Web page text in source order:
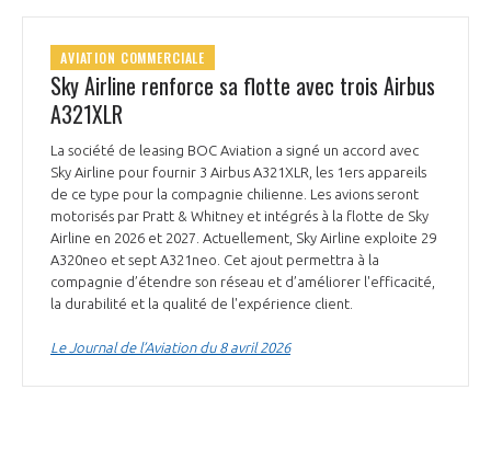
AVIATION COMMERCIALE
Sky Airline renforce sa flotte avec trois Airbus
A321XLR
La société de leasing BOC Aviation a signé un accord avec
Sky Airline pour fournir 3 Airbus A321XLR, les 1ers appareils
de ce type pour la compagnie chilienne. Les avions seront
motorisés par Pratt & Whitney et intégrés à la flotte de Sky
Airline en 2026 et 2027. Actuellement, Sky Airline exploite 29
A320neo et sept A321neo. Cet ajout permettra à la
compagnie d’étendre son réseau et d’améliorer l'efficacité,
la durabilité et la qualité de l'expérience client.
Le Journal de l’Aviation du 8 avril 2026